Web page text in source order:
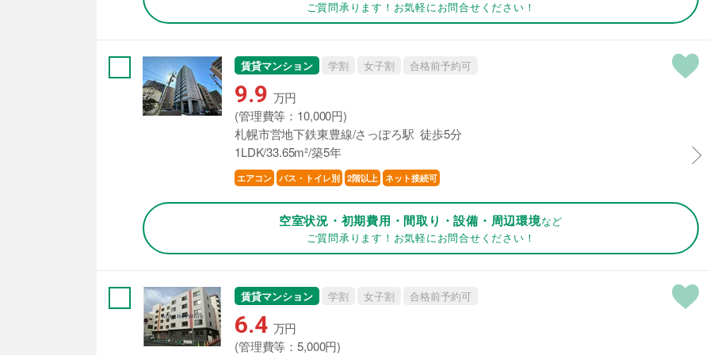
ご質問承ります！お気軽にお問合せください！
賃貸マンション 学割 女子割 合格前予約可
9.9 万円
(管理費等：10,000円)
札幌市営地下鉄東豊線/さっぽろ駅 徒歩5分
1LDK/33.65m²/築5年
エアコン バス・トイレ別 2階以上 ネット接続可
空室状況・初期費用・間取り・設備・周辺環境など
ご質問承ります！お気軽にお問合せください！
賃貸マンション 学割 女子割 合格前予約可
6.4 万円
(管理費等：5,000円)